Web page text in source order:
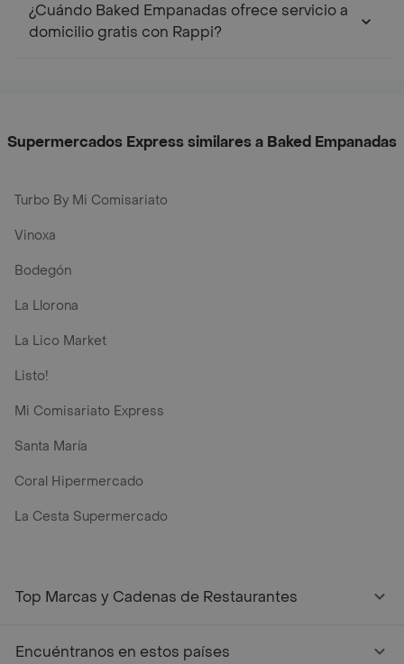
¿Cuándo Baked Empanadas ofrece servicio a
domicilio gratis con Rappi?
Supermercados Express similares a Baked Empanadas
Turbo By Mi Comisariato
Vinoxa
Bodegón
La Llorona
La Lico Market
Listo!
Mi Comisariato Express
Santa María
Coral Hipermercado
La Cesta Supermercado
Top Marcas y Cadenas de Restaurantes
Encuéntranos en estos países